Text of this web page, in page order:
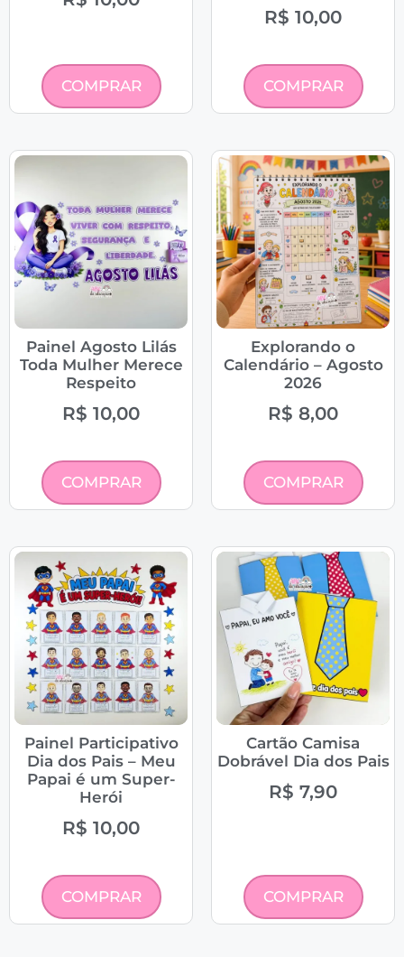
COMPRAR
R$ 10,00
COMPRAR
Painel Agosto Lilás
Toda Mulher Merece
Respeito
R$ 10,00
COMPRAR
Explorando o
Calendário – Agosto
2026
R$ 8,00
COMPRAR
Painel Participativo
Dia dos Pais – Meu
Papai é um Super-
Herói
R$ 10,00
COMPRAR
Cartão Camisa
Dobrável Dia dos Pais
R$ 7,90
COMPRAR